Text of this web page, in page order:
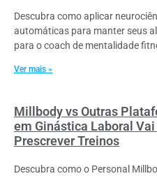
Descubra como aplicar
automáticas para manter seus
para o coach de mentalidade
Ver mais »
Millbody vs Outras
em Ginástica Laboral
Prescrever Treinos
Descubra como o Personal